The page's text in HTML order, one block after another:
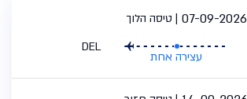
טיסה הלוך 07-09-2026
עצירה אחת
DEL